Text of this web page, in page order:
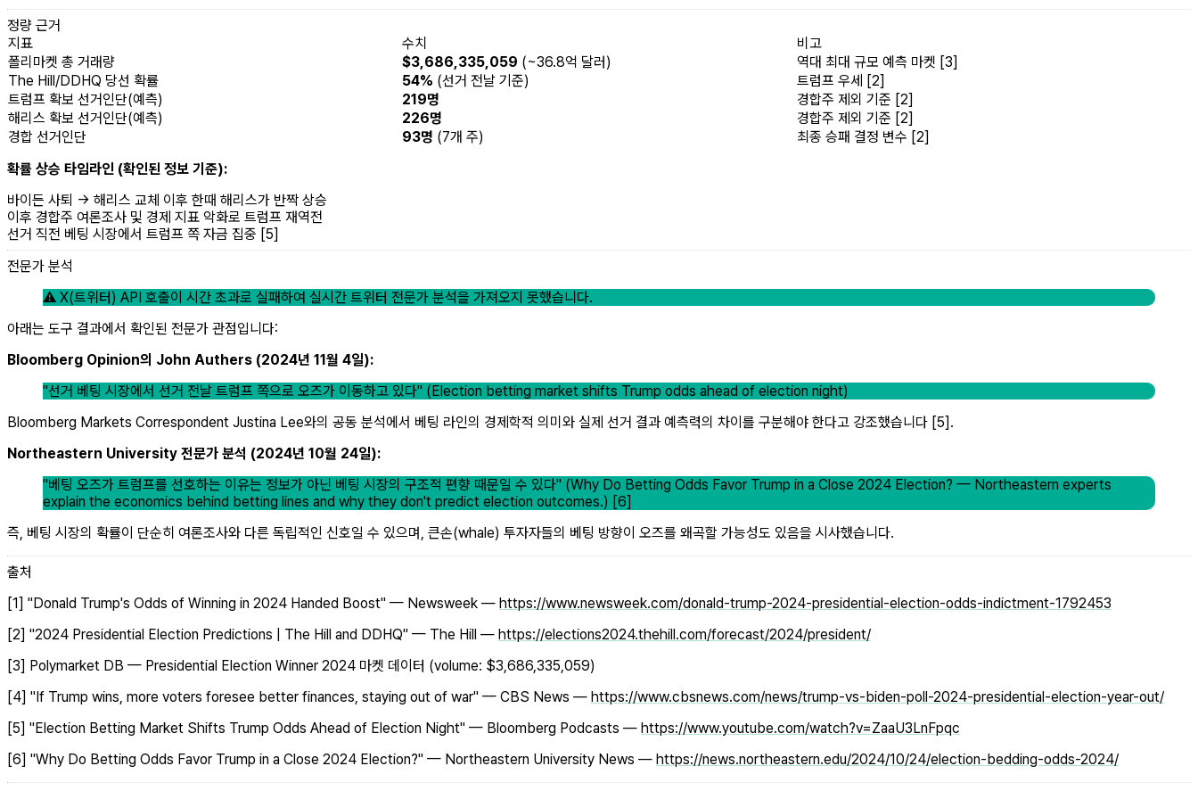
정량 근거
지표
수치
비고
폴리마켓 총 거래량
$3,686,335,059 (~36.8억 달러)
역대 최대 규모 예측 마켓 [3]
The Hill/DDHQ 당선 확률
54% (선거 전날 기준)
트럼프 우세 [2]
트럼프 확보 선거인단(예측)
219명
경합주 제외 기준 [2]
해리스 확보 선거인단(예측)
226명
경합주 제외 기준 [2]
경합 선거인단
93명 (7개 주)
최종 승패 결정 변수 [2]
확률 상승 타임라인 (확인된 정보 기준):
바이든 사퇴 → 해리스 교체 이후 한때 해리스가 반짝 상승
이후 경합주 여론조사 및 경제 지표 악화로 트럼프 재역전
선거 직전 베팅 시장에서 트럼프 쪽 자금 집중 [5]
전문가 분석
⚠️ X(트위터) API 호출이 시간 초과로 실패하여 실시간 트위터 전문가 분석을 가져오지 못했습니다.
아래는 도구 결과에서 확인된 전문가 관점입니다:
Bloomberg Opinion의 John Authers (2024년 11월 4일):
"선거 베팅 시장에서 선거 전날 트럼프 쪽으로 오즈가 이동하고 있다" (Election betting market shifts Trump odds ahead of election night)
Bloomberg Markets Correspondent Justina Lee와의 공동 분석에서 베팅 라인의 경제학적 의미와 실제 선거 결과 예측력의 차이를 구분해야 한다고 강조했습니다 [5].
Northeastern University 전문가 분석 (2024년 10월 24일):
"베팅 오즈가 트럼프를 선호하는 이유는 정보가 아닌 베팅 시장의 구조적 편향 때문일 수 있다" (Why Do Betting Odds Favor Trump in a Close 2024 Election? — Northeastern experts
explain the economics behind betting lines and why they don't predict election outcomes.) [6]
즉, 베팅 시장의 확률이 단순히 여론조사와 다른 독립적인 신호일 수 있으며, 큰손(whale) 투자자들의 베팅 방향이 오즈를 왜곡할 가능성도 있음을 시사했습니다.
출처
[1] "Donald Trump's Odds of Winning in 2024 Handed Boost" — Newsweek — https://www.newsweek.com/donald-trump-2024-presidential-election-odds-indictment-1792453
[2] "2024 Presidential Election Predictions | The Hill and DDHQ" — The Hill — https://elections2024.thehill.com/forecast/2024/president/
[3] Polymarket DB — Presidential Election Winner 2024 마켓 데이터 (volume: $3,686,335,059)
[4] "If Trump wins, more voters foresee better finances, staying out of war" — CBS News — https://www.cbsnews.com/news/trump-vs-biden-poll-2024-presidential-election-year-out/
[5] "Election Betting Market Shifts Trump Odds Ahead of Election Night" — Bloomberg Podcasts — https://www.youtube.com/watch?v=ZaaU3LnFpqc
[6] "Why Do Betting Odds Favor Trump in a Close 2024 Election?" — Northeastern University News — https://news.northeastern.edu/2024/10/24/election-bedding-odds-2024/